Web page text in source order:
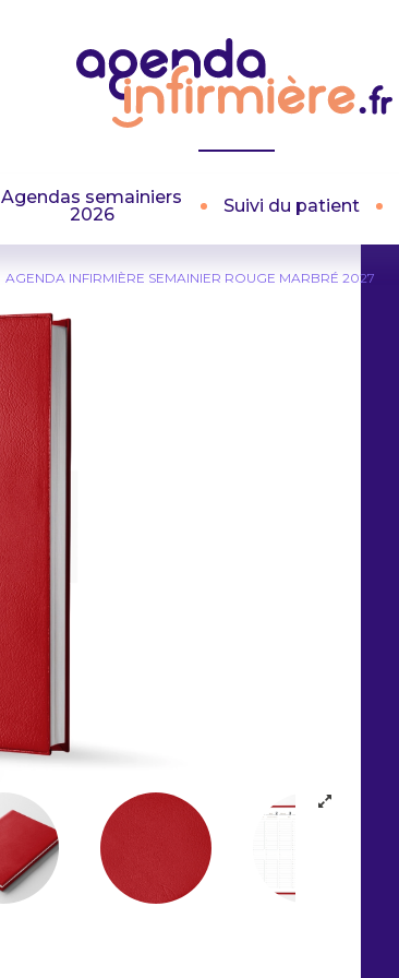
Agendas semainiers
2026
Suivi du patient
AGENDA INFIRMIÈRE SEMAINIER ROUGE MARBRÉ 2027